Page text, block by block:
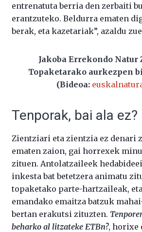
entrenatuta berria den zerbaiti
erantzuteko. Beldurra ematen
berak, eta kazetariak”, azaldu
Jakoba Errekondo Natur
Topaketarako aurkezpen
(Bideoa:
Tenporak, bai ala ez?
Zientziari eta zientzia ez denari
ematen zaion, gai horrexek
zituen. Antolatzaileek
inkesta bat betetzera animatu
topaketako parte-hartzaileak,
emandako emaitza batzuk
bertan erakutsi zituzten.
beharko al litzateke ETBn?, horixe